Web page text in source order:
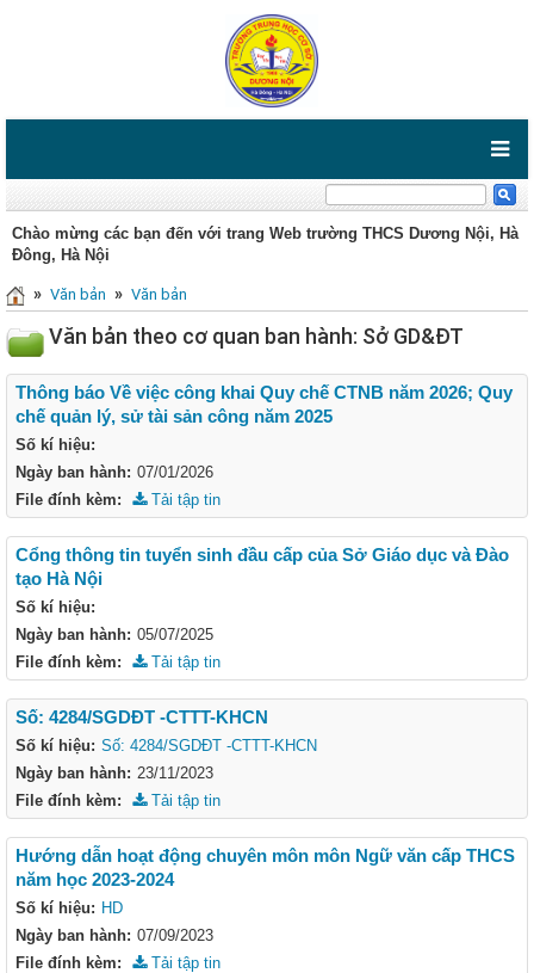
Chào mừng các bạn đến với trang Web trường THCS Dương Nội, Hà
Đông, Hà Nội
» Văn bản » Văn bản
Văn bản theo cơ quan ban hành: Sở GD&ĐT
Số kí hiệu:
Ngày ban hành: 07/01/2026
Thông báo Về việc công khai Quy chế CTNB năm 2026; Quy
chế quản lý, sử tài sản công năm 2025
File đính kèm: Tải tập tin
Số kí hiệu:
Ngày ban hành: 05/07/2025
Cổng thông tin tuyển sinh đầu cấp của Sở Giáo dục và Đào
tạo Hà Nội
File đính kèm: Tải tập tin
Số kí hiệu: Số: 4284/SGDĐT -CTTT-KHCN
Ngày ban hành: 23/11/2023
Số: 4284/SGDĐT -CTTT-KHCN
File đính kèm: Tải tập tin
Số kí hiệu: HD
Ngày ban hành: 07/09/2023
Hướng dẫn hoạt động chuyên môn môn Ngữ văn cấp THCS
năm học 2023-2024
File đính kèm: Tải tập tin